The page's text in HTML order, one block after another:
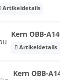
Artikeldetails
Kern OBB-
Artikeldetails
Kern OBB-